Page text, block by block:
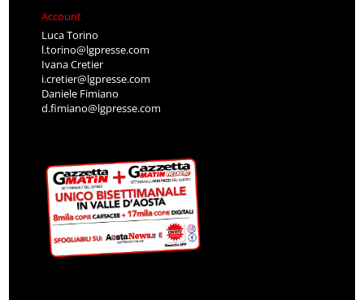
Account
Luca Torino
l.torino@lgpresse.com
Ivana Cretier
i.cretier@lgpresse.com
Daniele Fimiano
d.fimiano@lgpresse.com